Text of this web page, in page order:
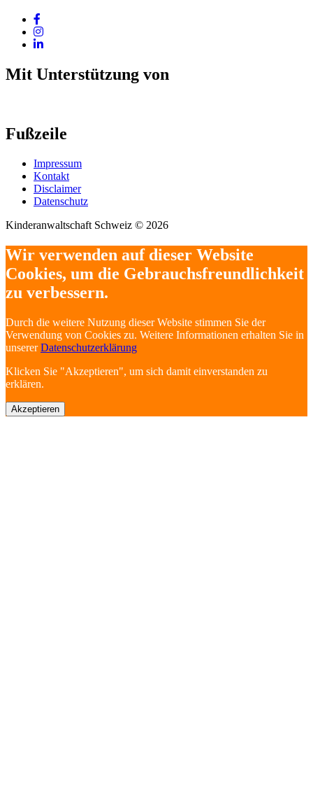
Mit Unterstützung von
Fußzeile
Impressum
Kontakt
Disclaimer
Datenschutz
Kinderanwaltschaft Schweiz © 2026
Wir verwenden auf dieser Website
Cookies, um die Gebrauchsfreundlichkeit
zu verbessern.
Durch die weitere Nutzung dieser Website stimmen Sie der
Verwendung von Cookies zu. Weitere Informationen erhalten Sie in
unsererDatenschutzerklärung
Klicken Sie "Akzeptieren", um sich damit einverstanden zu
erklären.
Akzeptieren